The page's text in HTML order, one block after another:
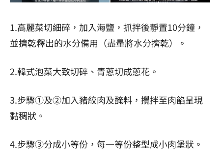
1.高麗菜切細碎，加入海鹽，抓拌後靜置10分鐘，
並擠乾釋出的水分備用（盡量將水分擠乾）。
2.韓式泡菜大致切碎、青蔥切成蔥花。
3.步驟①及②加入豬絞肉及醃料，攪拌至肉餡呈現
黏稠狀。
4.步驟③分成小等份，每一等份整型成小肉堡狀。